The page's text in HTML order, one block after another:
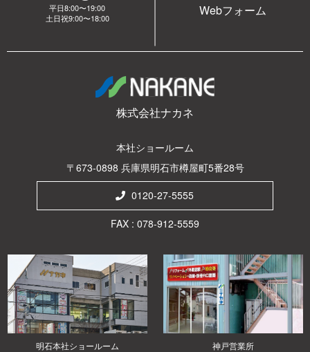
平日8:00〜19:00
土日祝9:00〜18:00
Webフォーム
株式会社ナカネ
本社ショールーム
〒673-0898 兵庫県明石市樽屋町5番28号
0120-27-5555
FAX : 078-912-5559
明石本社ショールーム
神戸営業所